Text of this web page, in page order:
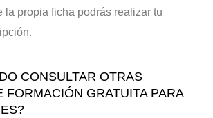
la propia ficha podrás realizar tu
CONSULTAR OTRAS
FORMACIÓN GRATUITA PARA